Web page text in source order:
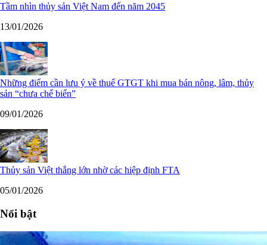
Tầm nhìn thủy sản Việt Nam đến năm 2045
13/01/2026
Những điểm cần lưu ý về thuế GTGT khi mua bán nông, lâm, thủy
sản “chưa chế biến”
09/01/2026
Thủy sản Việt thắng lớn nhờ các hiệp định FTA
05/01/2026
Nổi bật